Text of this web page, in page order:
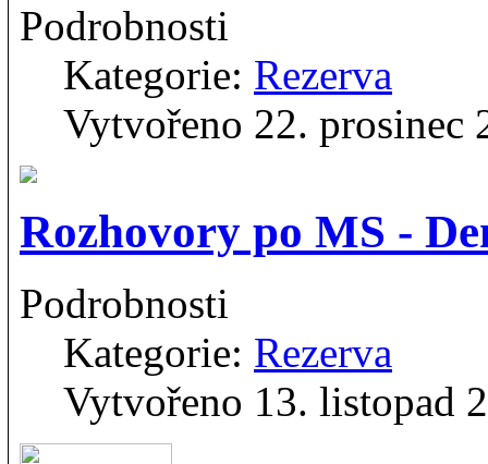
Podrobnosti
Kategorie: Rezerva
Vytvořeno 22. prosinec
Rozhovory po MS -
Podrobnosti
Kategorie: Rezerva
Vytvořeno 13. listopad